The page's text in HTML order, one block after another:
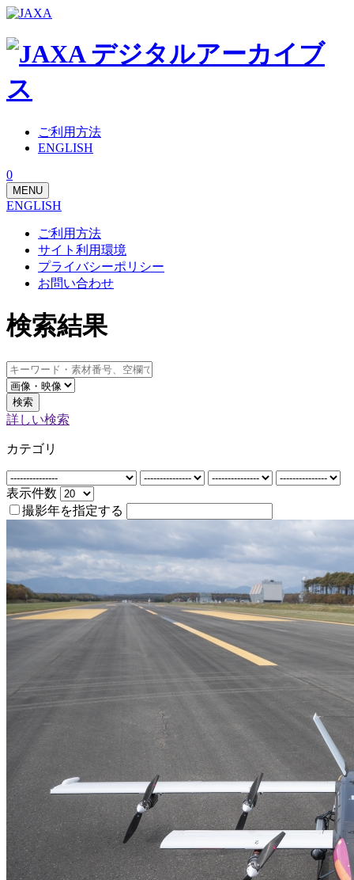
ご利用方法
ENGLISH
0
MENU
ENGLISH
ご利用方法
サイト利用環境
プライバシーポリシー
お問い合わせ
検索結果
検索
詳しい検索
カテゴリ
表示件数
撮影年を指定する